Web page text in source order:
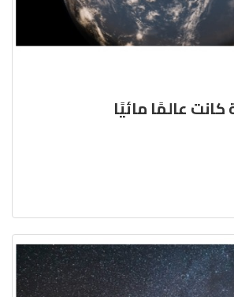
عالمًا مائيًا